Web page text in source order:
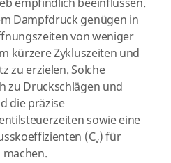
empfindlich beeinflussen.
Dampfdruck genügen in
von weniger
kürzere Zykluszeiten und
zu erzielen. Solche
zu Druckschlägen und
die präzise
sowie eine
(Cv) für